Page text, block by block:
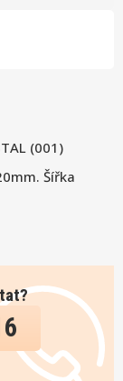
(001)
Šířka